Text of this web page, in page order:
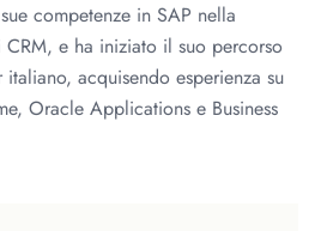
competenze in SAP nella
e ha iniziato il suo percorso
italiano, acquisendo esperienza su
Oracle Applications e Business